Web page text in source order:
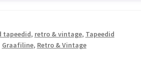
tapeedid, retro & vintage, Tapeedid
Graafiline, Retro & Vintage